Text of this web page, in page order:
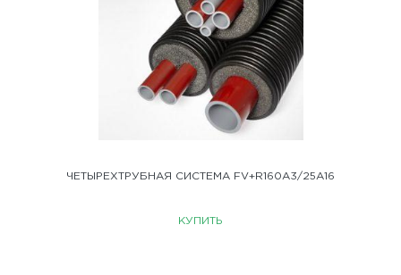
ЧЕТЫРЕХТРУБНАЯ СИСТЕМА FV+R160A3/25A16
КУПИТЬ